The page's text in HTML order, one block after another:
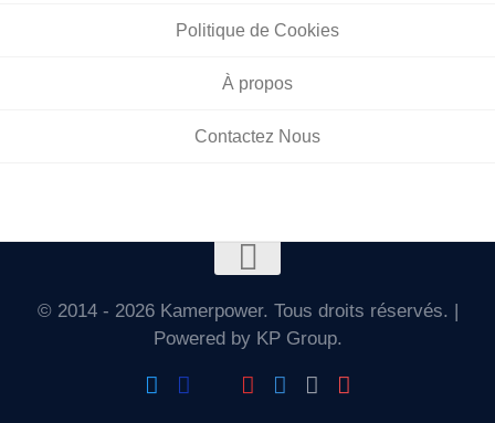
Politique de Cookies
À propos
Contactez Nous
© 2014 - 2026 Kamerpower. Tous droits réservés. |
Powered by KP Group.